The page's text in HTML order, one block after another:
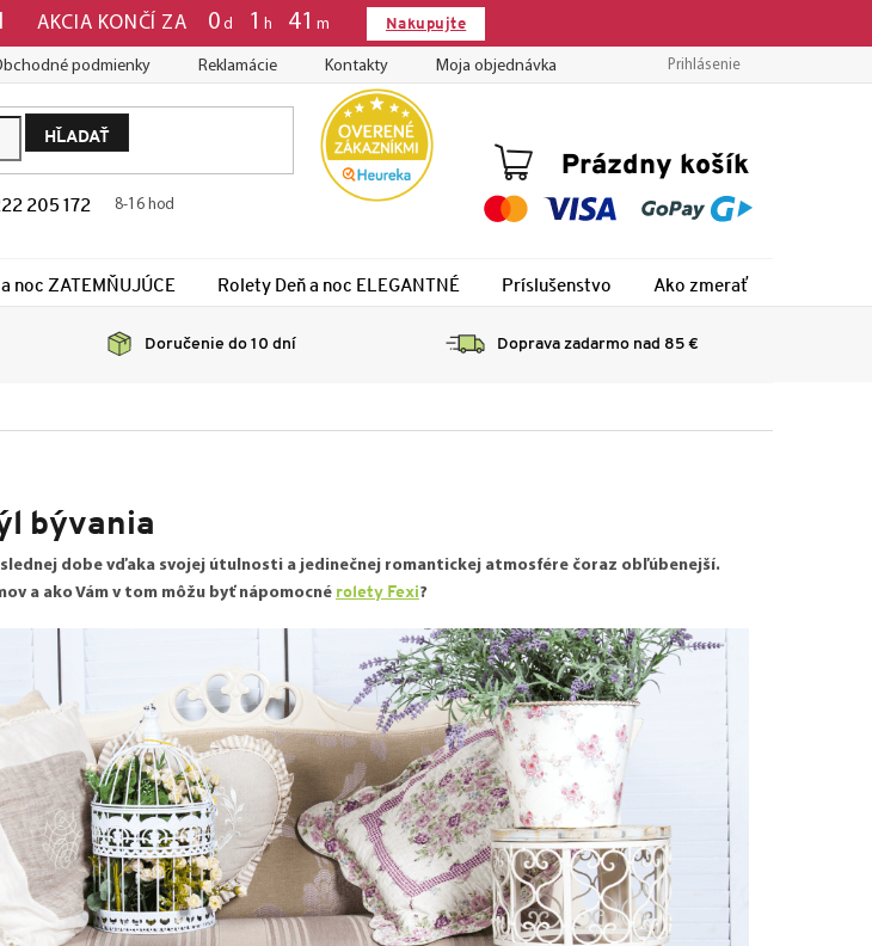
AKCIA KONČÍ ZA 0 d 1 h 41 m Nakupujte
podmienky Reklamácie Kontakty Moja objednávka Prihlásenie
HĽADAŤ
205 172 8-16 hod
Nákupný
Prázdny košík
noc ZATEMŇUJÚCE Rolety Deň a noc ELEGANTNÉ Príslušenstvo Ako zmerať
Doručenie do 10 dní Doprava zadarmo nad 85 €
bývania
dobe vďaka svojej útulnosti a jedinečnej romantickej atmosfére čoraz obľúbenejší.
a ako Vám v tom môžu byť nápomocné rolety Fexi?